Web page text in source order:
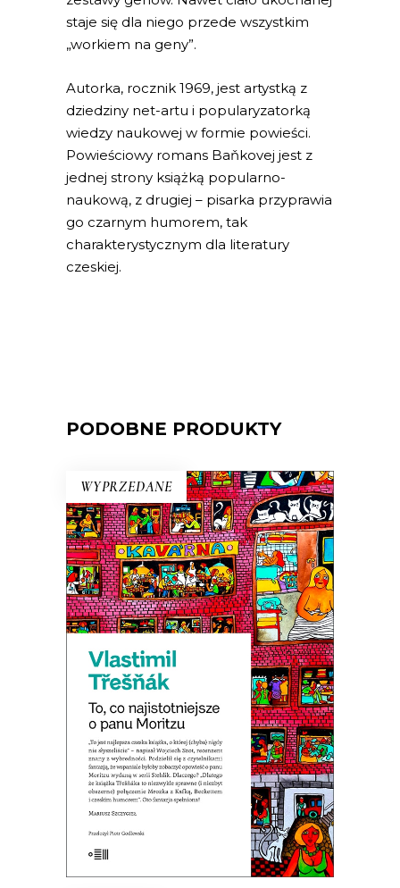
staje się dla niego przede wszystkim
„workiem na geny”.
Autorka, rocznik 1969, jest artystką z
dziedziny net-artu i popularyzatorką
wiedzy naukowej w formie powieści.
Powieściowy romans Baňkovej jest z
jednej strony książką popularno-
naukową, z drugiej – pisarka przyprawia
go czarnym humorem, tak
charakterystycznym dla literatury
czeskiej.
PODOBNE PRODUKTY
WYPRZEDANE
E-BOOK DO KOSZYKA
TO, CO NAJISTOTNIEJSZE O
PANU MORITZU
Premiera 22 marca
39.00zł 19.50 zł